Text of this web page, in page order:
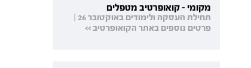
מקומי - קואופרטיב מטפלים
תחילת העסקה ולימודים באוקטובר 26 |
פרטים נוספים באתר הקואופרטיב >>